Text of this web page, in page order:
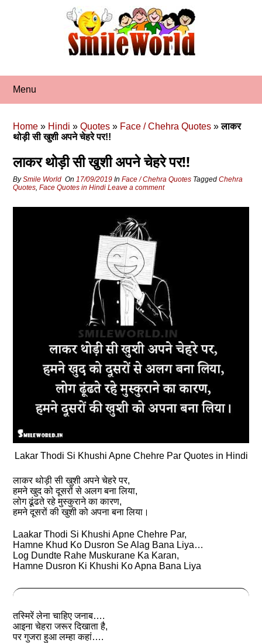
Menu
Home » Hindi »Quotes » Face / Chehra Quotes »लाकर
थोड़ी सी खुशी अपने चेहरे पर!!
लाकर थोड़ी सी खुशी अपने चेहरे पर!!
BySmile World On17/09/2019 InFace / Chehra Quotes TaggedChehra
Quotes,Face Quotes in Hindi Leave a comment
Lakar Thodi Si Khushi Apne Chehre Par Quotes in Hindi
लाकर थोड़ी सी खुशी अपने चेहरे पर,
हमने खुद को दूसरों से अलग बना लिया,
लोग ढूंढते रहे मुस्कुराने का कारण,
हमने दूसरों की खुशी को अपना बना लिया।
Laakar Thodi Si Khushi Apne Chehre Par,
Hamne Khud Ko Dusron Se Alag Bana Liya…
Log Dundte Rahe Muskurane Ka Karan,
Hamne Dusron Ki Khushi Ko Apna Bana Liya
तस्मिरें लेना चाहिए जनाब….
आइना चेहरा जरूर दिखाता है,
पर गुजरा हुआ लम्हा कहां….